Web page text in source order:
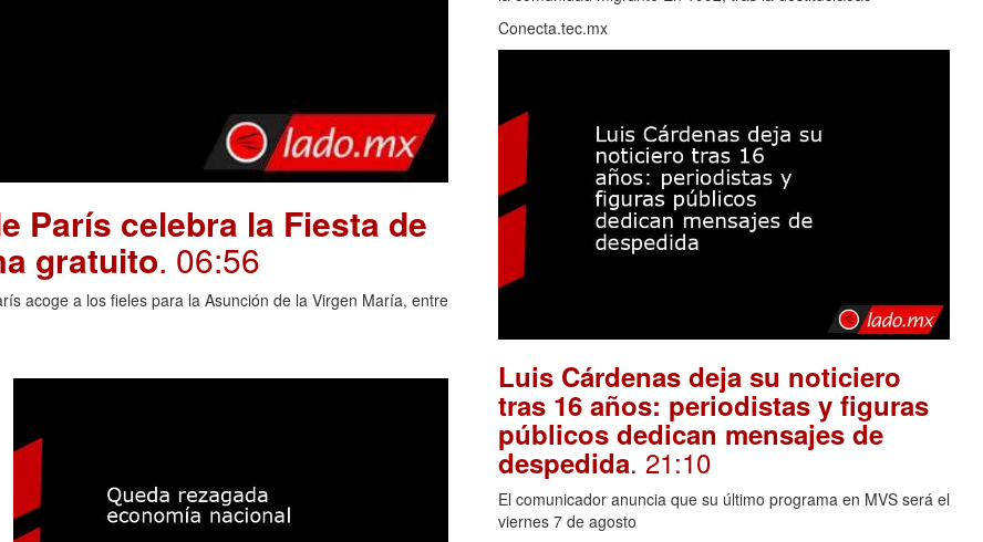
París celebra la Fiesta de
gratuito. 06:56
acoge a los fieles para la Asunción de la Virgen María, entre
Conecta.tec.mx
Luis Cárdenas deja su noticiero
tras 16 años: periodistas y figuras
públicos dedican mensajes de
despedida. 21:10
El comunicador anuncia que su último programa en MVS será el
viernes 7 de agosto